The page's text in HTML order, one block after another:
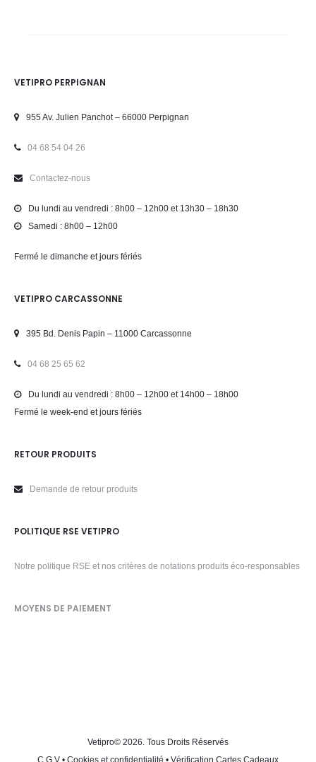
VETIPRO PERPIGNAN
955 Av. Julien Panchot – 66000 Perpignan
04 68 54 04 26
Contactez-nous
Du lundi au vendredi : 8h00 – 12h00 et 13h30 – 18h30
Samedi : 8h00 – 12h00
Fermé le dimanche et jours fériés
VETIPRO CARCASSONNE
395 Bd. Denis Papin – 11000 Carcassonne
04 68 25 65 62
Du lundi au vendredi : 8h00 – 12h00 et 14h00 – 18h00
Fermé le week-end et jours fériés
RETOUR PRODUITS
Demande de retour produits
POLITIQUE RSE VETIPRO
Notre politique RSE et nos critères de notations produits éco-responsables
MOYENS DE PAIEMENT
Vetipro© 2026. Tous Droits Réservés
C.G.V • Cookies et confidentialité • Vérification Cartes Cadeaux